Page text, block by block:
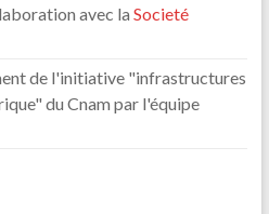
avec la Societé
de l'initiative "infrastructures
du Cnam par l'équipe